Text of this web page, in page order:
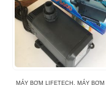
MÁY BƠM LIFETECH , MÁY